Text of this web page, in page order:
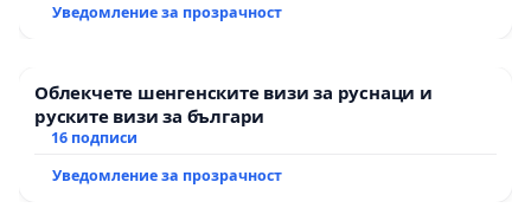
Уведомление за прозрачност
Облекчете шенгенските визи за руснаци и
руските визи за българи
16 подписи
Уведомление за прозрачност